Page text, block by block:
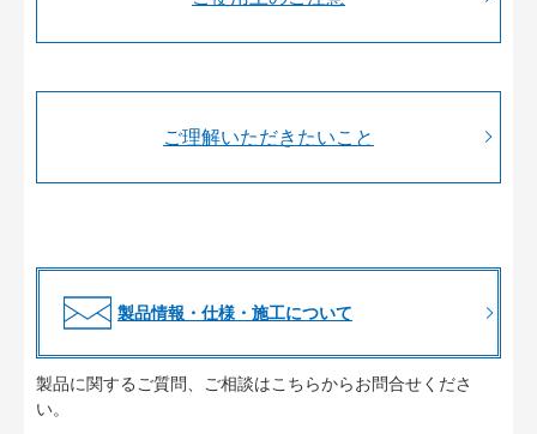
ご理解いただきたいこと
製品情報・仕様・施工について
製品に関するご質問、ご相談はこちらからお問合せくださ
い。